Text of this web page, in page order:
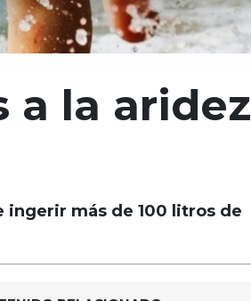
a la aridez
ingerir más de 100 litros de